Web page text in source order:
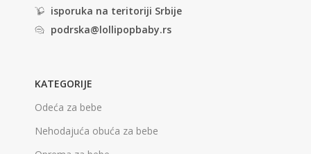
isporuka na teritoriji Srbije
podrska@lollipopbaby.rs
KATEGORIJE
Odeća za bebe
Nehodajuća obuća za bebe